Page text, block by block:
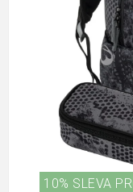
10% SLEVA